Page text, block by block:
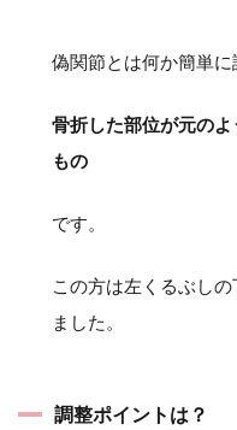
偽関節とは何か簡単に
骨折した部位が元の
もの
です。
この方は左くるぶし
ました。
調整ポイントは？